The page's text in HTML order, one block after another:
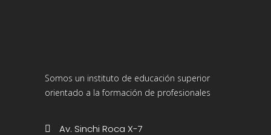
Somos un instituto de educación superior
orientado a la formación de profesionales
Av. Sinchi Roca X-7